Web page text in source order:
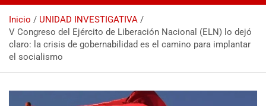
Inicio
UNIDAD INVESTIGATIVA
V Congreso del Ejército de Liberación Nacional (ELN) lo dejó
claro: la crisis de gobernabilidad es el camino para implantar
el socialismo